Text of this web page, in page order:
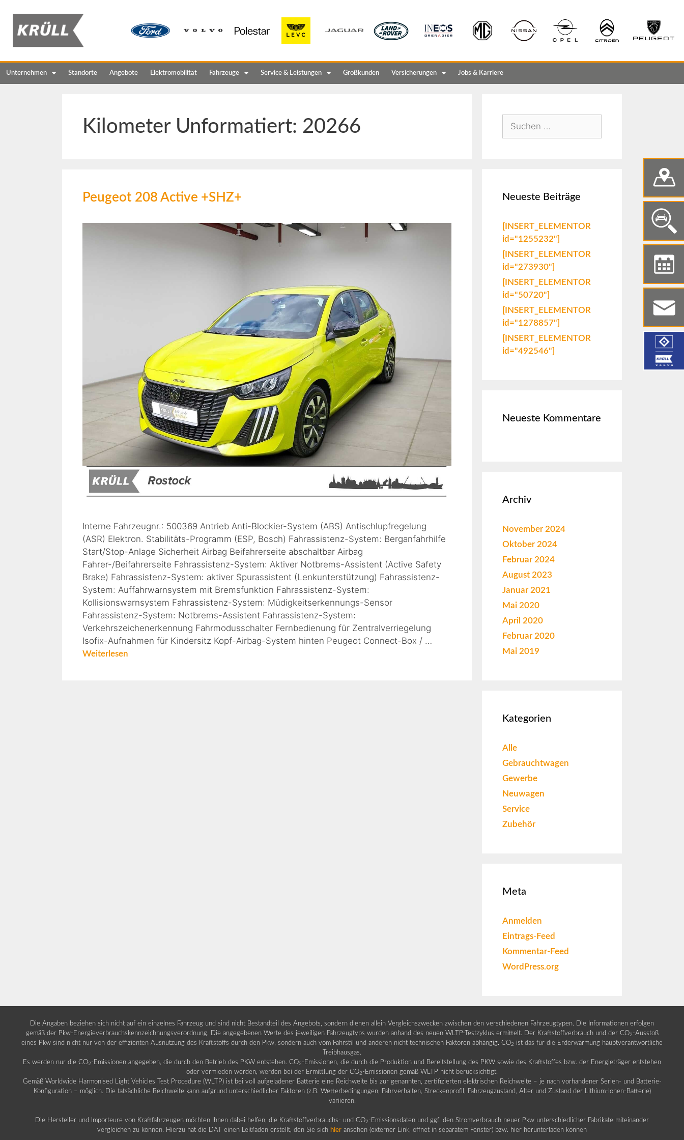
Unternehmen Standorte Angebote Elektromobilität Fahrzeuge Service & Leistungen Großkunden Versicherungen Jobs & Karriere
Kilometer Unformatiert: 20266
Peugeot 208 Active +SHZ+
Interne Fahrzeugnr.: 500369 Antrieb Anti-Blockier-System (ABS) Antischlupfregelung
(ASR) Elektron. Stabilitäts-Programm (ESP, Bosch) Fahrassistenz-System: Berganfahrhilfe
Start/Stop-Anlage Sicherheit Airbag Beifahrerseite abschaltbar Airbag
Fahrer-/Beifahrerseite Fahrassistenz-System: Aktiver Notbrems-Assistent (Active Safety
Brake) Fahrassistenz-System: aktiver Spurassistent (Lenkunterstützung) Fahrassistenz-
System: Auffahrwarnsystem mit Bremsfunktion Fahrassistenz-System:
Kollisionswarnsystem Fahrassistenz-System: Müdigkeitserkennungs-Sensor
Fahrassistenz-System: Notbrems-Assistent Fahrassistenz-System:
Verkehrszeichenerkennung Fahrmodusschalter Fernbedienung für Zentralverriegelung
Isofix-Aufnahmen für Kindersitz Kopf-Airbag-System hinten Peugeot Connect-Box / …
Weiterlesen
Neueste Beiträge
[INSERT_ELEMENTOR
id="1255232"]
[INSERT_ELEMENTOR
id="273930"]
[INSERT_ELEMENTOR
id="50720"]
[INSERT_ELEMENTOR
id="1278857"]
[INSERT_ELEMENTOR
id="492546"]
Neueste Kommentare
Archiv
November 2024
Oktober 2024
Februar 2024
August 2023
Januar 2021
Mai 2020
April 2020
Februar 2020
Mai 2019
Kategorien
Alle
Gebrauchtwagen
Gewerbe
Neuwagen
Service
Zubehör
Meta
Anmelden
Eintrags-Feed
Kommentar-Feed
WordPress.org
Die Angaben beziehen sich nicht auf ein einzelnes Fahrzeug und sind nicht Bestandteil des Angebots, sondern dienen allein Vergleichszwecken zwischen den verschiedenen Fahrzeugtypen. Die Informationen erfolgen
gemäß der Pkw-Energieverbrauchskennzeichnungsverordnung. Die angegebenen Werte des jeweiligen Fahrzeugtyps wurden anhand des neuen WLTP-Testzyklus ermittelt. Der Kraftstoffverbrauch und der CO2 -Ausstoß
eines Pkw sind nicht nur von der effizienten Ausnutzung des Kraftstoffs durch den Pkw, sondern auch vom Fahrstil und anderen nicht technischen Faktoren abhängig. CO2 ist das für die Erderwärmung hauptverantwortliche
Treibhausgas.
Es werden nur die CO2 -Emissionen angegeben, die durch den Betrieb des PKW entstehen. CO2 -Emissionen, die durch die Produktion und Bereitstellung des PKW sowie des Kraftstoffes bzw. der Energieträger entstehen
oder vermieden werden, werden bei der Ermittlung der CO2 -Emissionen gemäß WLTP nicht berücksichtigt.
Gemäß Worldwide Harmonised Light Vehicles Test Procedure (WLTP) ist bei voll aufgeladener Batterie eine Reichweite bis zur genannten, zertifizierten elektrischen Reichweite – je nach vorhandener Serien- und Batterie-
Konfiguration – möglich. Die tatsächliche Reichweite kann aufgrund unterschiedlicher Faktoren (z.B. Wetterbedingungen, Fahrverhalten, Streckenprofil, Fahrzeugzustand, Alter und Zustand der Lithium-Ionen-Batterie)
variieren.
Die Hersteller und Importeure von Kraftfahrzeugen möchten Ihnen dabei helfen, die Kraftstoffverbrauchs- und CO2 -Emissionsdaten und ggf. den Stromverbrauch neuer Pkw unterschiedlicher Fabrikate miteinander
vergleichen zu können. Hierzu hat die DAT einen Leitfaden erstellt, den Sie sich hier ansehen (externer Link, öffnet in separatem Fenster) bzw. hier herunterladen können